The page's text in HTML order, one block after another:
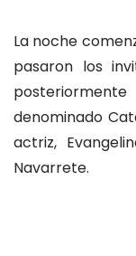
La noche
pasaron los
denominado
actriz,
Navarrete.